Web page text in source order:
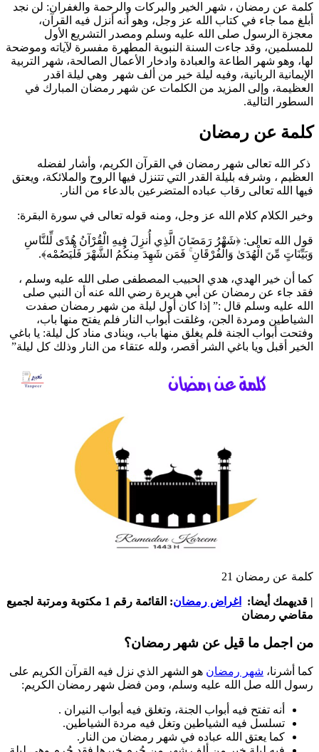
كلمة عن رمضان ، شهر الخير والبركات والرحمة والغفران: لن نجد
أبلغ مما جاء في كتاب الله عز وجل، وهو أنه أنزل فيه القرآن،
معجزة الرسول صلى الله عليه وسلم ومصدر التشريع الأول
للمسلمين، وقد جاءت السنة النبوية المطهرة مفسرة لآياته وموضحة
لها، وهو شهر الطاعة والعبادة وادخار الأعمال الصالحة، شهر التربية
الإيمانية الربانية، وفيه ليلة خير من ألف شهر وهي ليلة اقدر
العظيمة، وإلى المزيد من الكلمات عن شهر رمضان المبارك في
السطور التالية.
كلمة عن رمضان
ذكر الله تعالى شهر رمضان في القرآن الكريم، وأشار لفضله
العظيم ، وشرفه بليلة القدر التي تتنزل فيها الروح والملائكة، ويعتق
فيها الله تعالى رقاب عباده المتضرعين بالدعاء من النار.
وخير الكلام كلام الله عز وجل، ومنه قوله تعالى في سورة البقرة:
قول الله تعالى: ﴿شَهْرُ رَمَضَانَ الَّذِي أُنزِلَ فِيهِ الْقُرْآنُ هُدًى لِّلنَّاسِ
وَبَيِّنَاتٍ مِّنَ الْهُدَىٰ وَالْفُرْقَانِ ۚ فَمَن شَهِدَ مِنكُمُ الشَّهْرَ فَلْيَصُمْه﴾.
كما أن خير الهدي، هدي الحبيب المصطفى صلى الله عليه وسلم ،
فقد جاء عن رمضان عن أبي هريرة رضي الله عنه أن النبي صلى
الله عليه وسلم قال :” إذا كان أول ليلة من شهر رمضان صفدت
الشياطين ومردة الجن، وغلقت أبواب النار فلم يفتح منها باب،
وفتحت أبواب الجنة فلم يغلق منها باب، وينادى مناد كل ليلة: يا باغي
الخير أقبل ويا باغي الشر أقصر، ولله عتقاء من النار وذلك كل ليلة”
كلمة عن رمضان 21
| قديهمك أيضا: اغراض رمضان
: القائمة رقم 1 مكتوبة ومرتبة لجميع
مقاضي رمضان
من اجمل ما قيل عن شهر رمضان؟
كما أشرنا، شهر رمضان هو الشهر الذي نزل فيه القرآن الكريم على
رسول الله صل الله عليه وسلم، ومن فضل شهر رمضان الكريم:
أنه تفتح فيه أبواب الجنة، وتغلق فيه أبواب النيران .
تسلسل فيه الشياطين وتغل فيه مردة الشياطين.
كما يعتق الله عباده في شهر رمضان من النار.